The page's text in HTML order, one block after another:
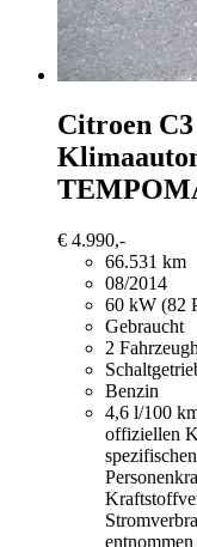
Citroen C3
€ 4.990,-
66.531 km
08/2014
60 kW (82
Gebraucht
2
Benzin
4,6 l/100
offiziellen